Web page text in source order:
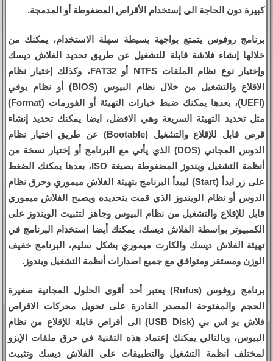
كبيرة دون الحاجة الى إستخدام الأقراص المضغوطة أو المدمجة.
برنامج روفوس يتمتع بواجهة بسيطة سهلة الاستخدام، يمكنك من
خلالها إنشاء فلاشة قابلة للتشغيل عن طريق تحديد الفلاش ديسك
وإختيار نوع نظام الملفات NTFS أو FAT32، وكذلك إختيار نظام
الاقلاع والتشغيل من خلال نظام البيوس (BIOS) أو نظام يوفي
(UEFI)، بعدها يمكنك ضبط خيارات التهيئة أو الفورمات (Format)
مثل تحديد التهيئة السريعة وهي الافضل، ايضا يمكنك تحديد إنشاء
قرص قابل للإقلاع والتشغيل (Bootable) عن طريق إختيار نظام
الدوس المجاني (DOS) الذي يأتي مع البرنامج أو إختيار نسخة من
أنظمة التشغيل ويندوز المضغوطة بصيغة ISO، بعدها يمكنك الضغط
على زر ابدأ (Start) ليبدأ البرنامج بتهيئة الفلاش ميموري وحرق نظام
الدوس أو نظام الويندوز الذي قمت بتحديده ويصبح الفلاش ميموري
قابل للإقلاع والتشغيل من نظام البيوس وجاهز لتثبيت الويندوز على
الكمبيوتر بواسطة الفلاش ديسك، يمكنك أيضا إستخدام البرنامج في
تهيئة الفلاش ديسك والكارت ميموري بشكل سليم، البرنامج خفيف
الوزن ومستقر ومتوافق مع جميع اصدارات أنظمة التشغيل ويندوز.
برنامج روفوس (Rufus) يعتبر أحد أقوى الحلول المجانية صغيرة
الحجم والمفتوحة المصدر القادرة على تحويل محركات الاقراص
فلاش يو اس بي (USB Disk) الى أقراص قابلة للإقلاع من نظام
البيوس، وبالتالي يمكنك إعتماد هذه التقنية في حرق ملفات الإيزو
لمختلف انظمة التشغيل والتطبيقات على الفلاش ديسك وتثبيت